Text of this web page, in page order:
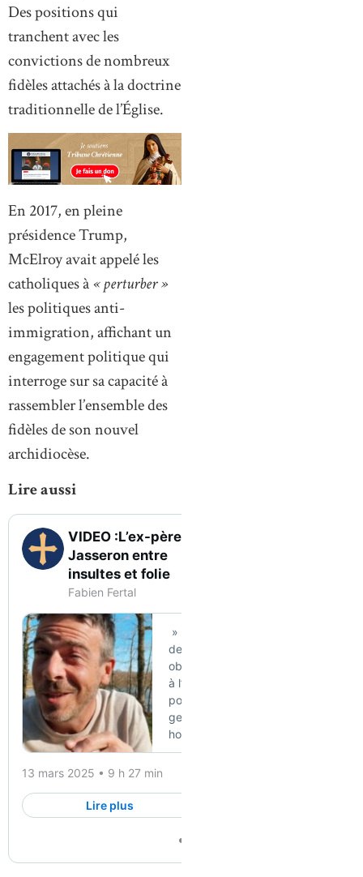
Des positions qui
tranchent avec les
convictions de nombreux
fidèles attachés à la doctrine
traditionnelle de l’Église.
En 2017, en pleine
présidence Trump,
McElroy avait appelé les
catholiques à« perturber »
les politiques anti-
immigration, affichant un
engagement politique qui
interroge sur sa capacité à
rassembler l’ensemble des
fidèles de son nouvel
archidiocèse.
Lire aussi